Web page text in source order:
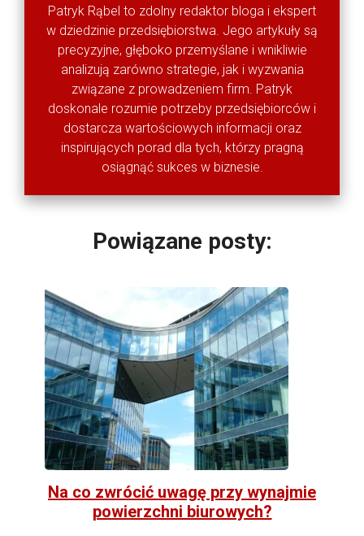
Patryk Rąbel to zdolny redaktor bloga i ekspert
w dziedzinie przedsiębiorstwa. Jego artykuły są
precyzyjne, głęboko przemyślane i wnikliwie
analizują zarówno strategie, jak i wyzwania
związane z prowadzeniem firm. Patryk
doskonale rozumie potrzeby przedsiębiorców i
dostarcza wartościowych informacji oraz
inspirujących porad dla tych, którzy pragną
osiągnąć sukces w biznesie.
Powiązane posty:
Na co zwrócić uwagę przy wynajmie
powierzchni biurowych?